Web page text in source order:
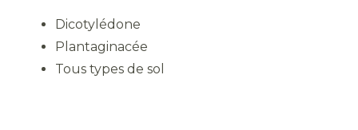
Dicotylédone
Plantaginacée
Tous types de sol